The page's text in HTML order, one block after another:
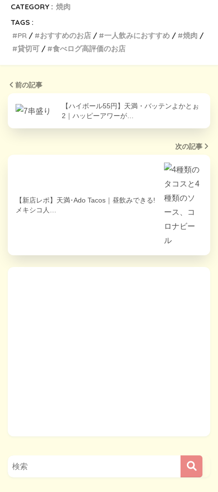
CATEGORY : 焼肉
TAGS :
PR
おすすめのお店 一人飲みにおすすめ
焼肉
貸切可
食べログ高評価のお店
前の記事
【ハイボール55円】天満・バッテンよかとぉ
2｜ハッピーアワーが…
次の記事
【新店レポ】天満･Ado Tacos｜昼飲みできる!
メキシコ人…